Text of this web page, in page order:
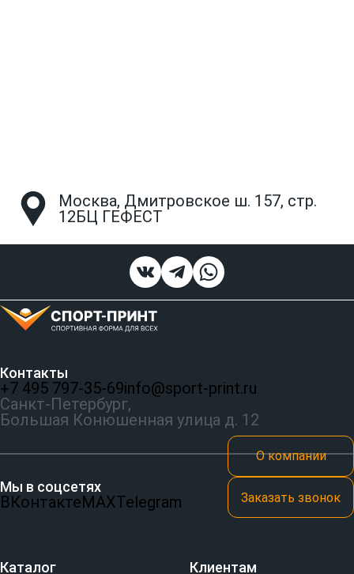
Москва, Дмитровское ш. 157, стр.
12БЦ ГЕФЕСТ
Контакты
+7 495 797‑35-69info@sport-print.ru
Санкт-Петербург,
Большая Конюшенная улица д. 12
Мы в соцсетях
ВКонтактеMAXTelegram
О компании
Заказать звонок
Каталог Клиентам